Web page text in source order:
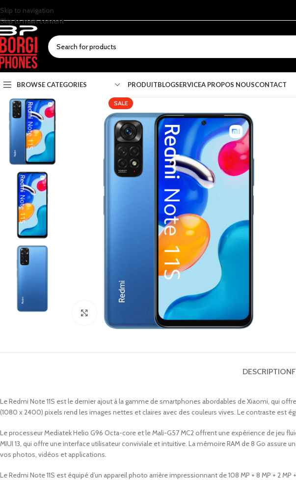
Skip to navigation
Skip to main content
BROWSE CATEGORIES PRODUITBLOGSERVICEA PROPOS NOUSCONTACT
SALE
DESCRIPTION
Le Redmi Note 11S est le dernier ajout à la gamme de smartphones abordables de Xiaomi, qui
(1080 x 2400) pixels rend les images nettes et claires avec des couleurs vives. Le contraste est
Le processeur Mediatek Helio G96 Octa-core et le Mali-G57 MC2 offrent une expérience de jeu
MIUI 13, qui offre une interface utilisateur conviviale et intuitive. La mémoire RAM de 8 Go
vos photos, vidéos et applications.
Le Redmi Note 11S est équipé d’un appareil photo arrière impressionnant de 108 MP + 8 MP + 2